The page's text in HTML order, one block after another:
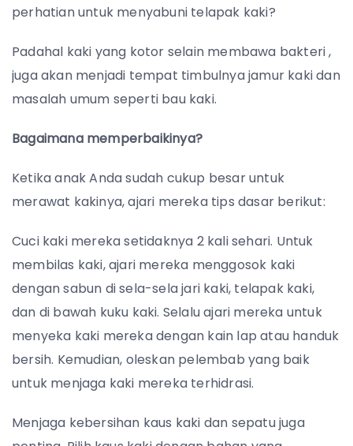
perhatian untuk menyabuni telapak kaki?
Padahal kaki yang kotor selain membawa bakteri ,
juga akan menjadi tempat timbulnya jamur kaki dan
masalah umum seperti bau kaki.
Bagaimana memperbaikinya?
Ketika anak Anda sudah cukup besar untuk
merawat kakinya, ajari mereka tips dasar berikut:
Cuci kaki mereka setidaknya 2 kali sehari. Untuk
membilas kaki, ajari mereka menggosok kaki
dengan sabun di sela-sela jari kaki, telapak kaki,
dan di bawah kuku kaki. Selalu ajari mereka untuk
menyeka kaki mereka dengan kain lap atau handuk
bersih. Kemudian, oleskan pelembab yang baik
untuk menjaga kaki mereka terhidrasi.
Menjaga kebersihan kaus kaki dan sepatu juga